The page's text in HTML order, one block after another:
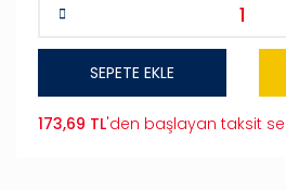
SEPETE EKLE
173,69 TL'den başlayan taksit